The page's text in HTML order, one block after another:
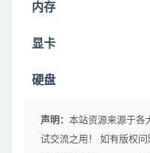
内存
显卡
硬盘
声明： 本站资源来源于各
试交流之用！ 如有版权